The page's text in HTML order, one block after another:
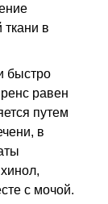
в
быстро
равен
путем
в
с мочой.